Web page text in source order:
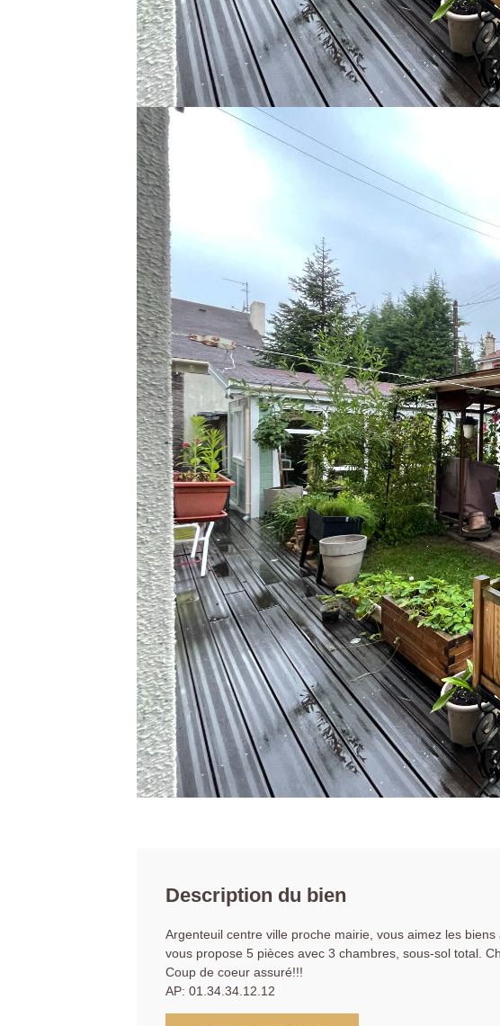
Description du bien
Argenteuil centre ville proche mairie, vous aimez les
vous propose 5 pièces avec 3 chambres, sous-sol total.
Coup de coeur assuré!!!
AP: 01.34.34.12.12